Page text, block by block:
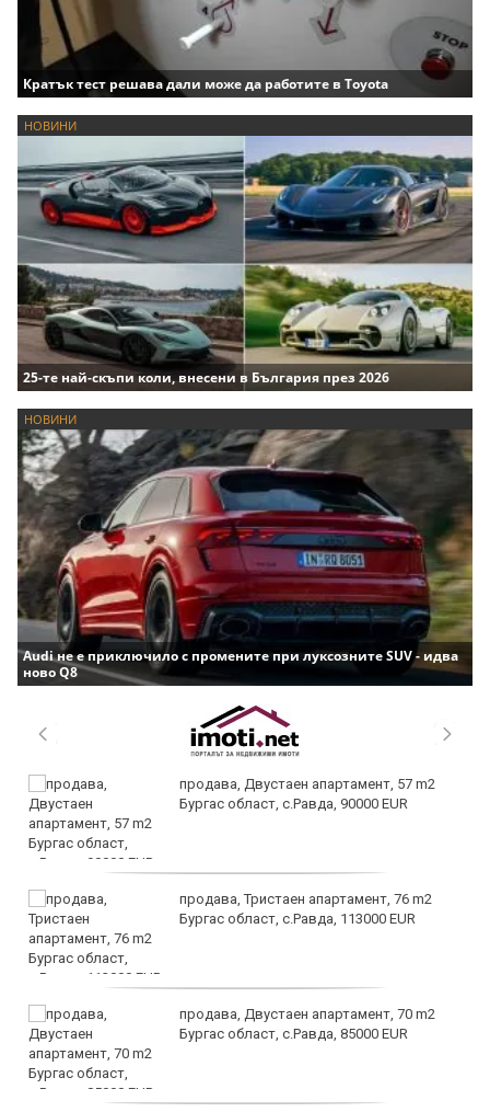
Кратък тест решава дали може да работите в Toyota
НОВИНИ
25-те най-скъпи коли, внесени в България през 2026
НОВИНИ
Audi не е приключило с промените при луксозните SUV - идва
ново Q8
продава, Двустаен апартамент, 57 m2
Бургас област, с.Равда, 90000 EUR
продава, Тристаен апартамент, 76 m2
Бургас област, с.Равда, 113000 EUR
продава, Двустаен апартамент, 70 m2
Бургас област, с.Равда, 85000 EUR